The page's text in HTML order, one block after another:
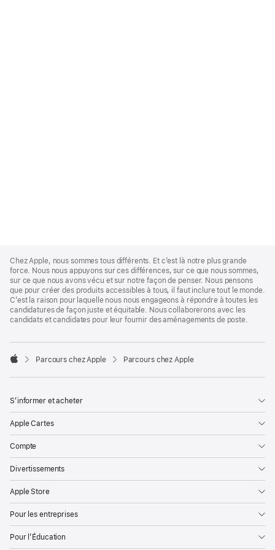
Footer
Chez Apple, nous sommes tous différents. Et c’est là notre plus grande
force. Nous nous appuyons sur ces différences, sur ce que nous sommes,
sur ce que nous avons vécu et sur notre façon de penser. Nous pensons
que pour créer des produits accessibles à tous, il faut inclure tout le monde.
C’est la raison pour laquelle nous nous engageons à répondre à toutes les
candidatures de façon juste et équitable. Nous collaborerons avec les
candidats et candidates pour leur fournir des aménagements de poste.

Parcours chez Apple Parcours chez Apple
S’informer et acheter
Apple Cartes
Compte
Divertissements
Apple Store
Pour les entreprises
Pour l’Éducation